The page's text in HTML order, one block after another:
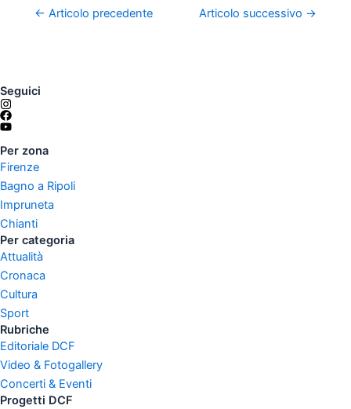
← Articolo precedente Articolo successivo →
Seguici
Per zona
Firenze
Bagno a Ripoli
Impruneta
Chianti
Per categoria
Attualità
Cronaca
Cultura
Sport
Rubriche
Editoriale DCF
Video & Fotogallery
Concerti & Eventi
Progetti DCF